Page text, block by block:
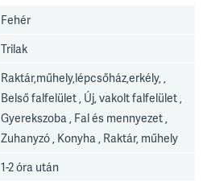
Fehér
Trilak
Raktár,műhely,lépcsőház,erkély, ,
Belső falfelület , Új, vakolt falfelület ,
Gyerekszoba , Fal és mennyezet ,
Zuhanyzó , Konyha , Raktár, műhely
1-2 óra után